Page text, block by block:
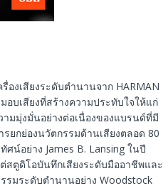
องเสียงระดับตำนานจาก HARMAN
บเสียงที่สร้างความประทับใจให้แก่
มมุ่งมั่นอย่างต่อเนื่องของแบรนด์ที่มี
กย่องนวัตกรรมด้านเสียงตลอด 80
น์อย่าง James B. Lansing ในปี
สตูดิโอบันทึกเสียงระดับมืออาชีพและ
รมระดับตำนานอย่าง Woodstock